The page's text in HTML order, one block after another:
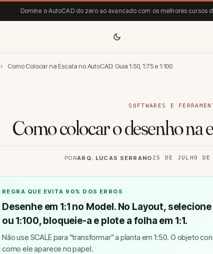
Domine o AutoCAD do zero ao avancado com os melhores cursos
› Como Colocar na Escala no AutoCAD: Guia 1:50, 1:75 e 1:100
SOFTWARES E
Como colocar o desenho na
PORARQ. LUCAS SERRANO25 DE JULHO
REGRA QUE EVITA 90% DOS ERROS
Desenhe em 1:1 no Model. No Layout,
ou 1:100, bloqueie-a e plote a folha em 1:1.
Não use SCALE para “transformar” a planta em 1:50. O objeto
como ele aparece no papel.